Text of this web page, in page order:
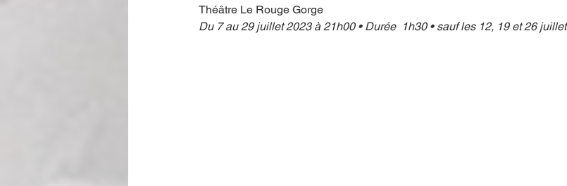
Théâtre Le Rouge Gorge
Du 7 au 29 juillet 2023 à 21h00 • Durée  1h30 • sauf les 12, 19 et 26 juillet